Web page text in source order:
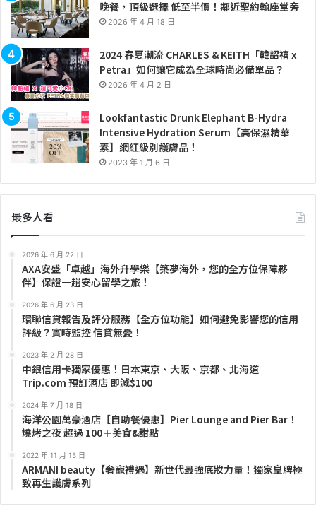
晚餐，頂級選擇 低至半價！鄰近聖約翰座堂旁
2026 年 4 月 18 日
2024 春夏潮流 CHARLES & KEITH「韓韶禧 x
Petra」如何讓它成為全球時尚必備單品？
2026 年 4 月 2 日
Lookfantastic Drunk Elephant B-Hydra
Intensive Hydration Serum【高保濕精華
素】網紅級別護膚品！
2023 年 1 月 6 日
最多人看
2026 年 6 月 22 日
AXA安盛「卓越」海外升學樂【築夢海外，您的全方位保障夥
伴】保證一趟安心留學之旅！
2026 年 6 月 23 日
環聯信貸報告及評分服務【全方位功能】如何避免影響您的信用
評級？實時監控 信貸無憂！
2023 年 2 月 28 日
中銀信用卡獨家優惠！日本東京、大阪、京都、北海道
Trip.com 預訂酒店 即減$100
2024 年 7 月 18 日
海洋公園萬豪酒店【自助餐優惠】Pier Lounge and Pier Bar！
燒烤之夜 超過 100＋美食&甜點
2022 年 11 月 15 日
ARMANI beauty【奢寵禮遇】新世代最強底妝力量！獨家皇牌極
致再生護膚系列